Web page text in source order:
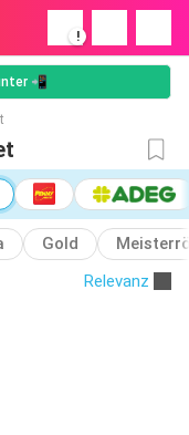
!
📲
Gold
Relevanz